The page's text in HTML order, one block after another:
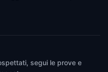
segui le prove e